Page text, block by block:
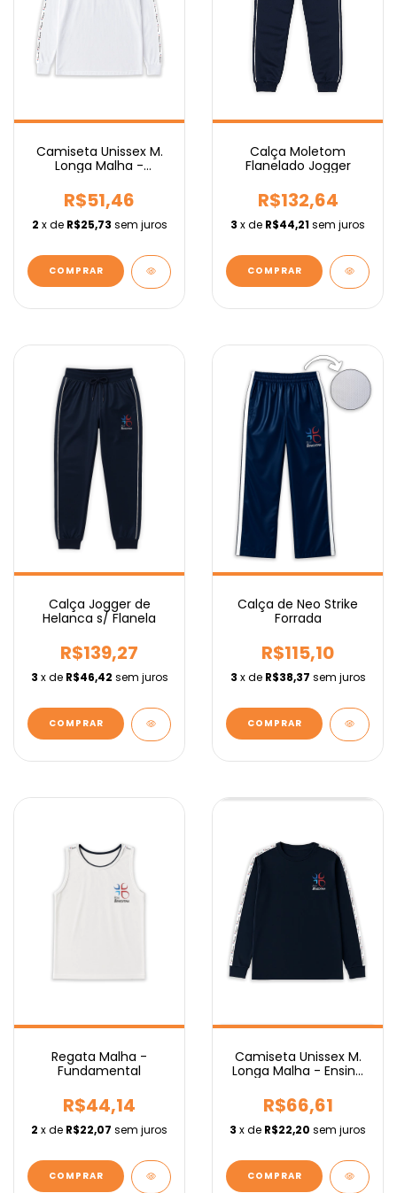
Camiseta Unissex M.
Longa Malha -
R$51,46
2 x de R$25,73 sem juros
COMPRAR
Calça Moletom
Flanelado Jogger
R$132,64
3 x de R$44,21sem juros
COMPRAR
Calça Jogger de
Helanca s/ Flanela
R$139,27
3 x de R$46,42 sem juros
COMPRAR
Calça de Neo Strike
Forrada
R$115,10
3 x de R$38,37 sem juros
COMPRAR
Regata Malha -
Fundamental
R$44,14
2 x de R$22,07 sem juros
COMPRAR
Camiseta Unissex M.
Longa Malha - Ensino
R$66,61
3 x de R$22,20 sem juros
COMPRAR